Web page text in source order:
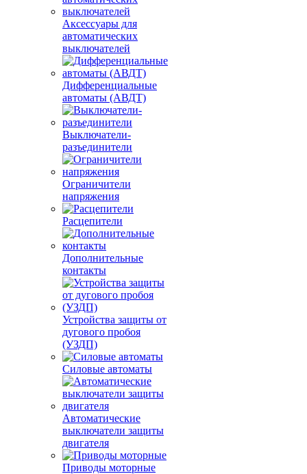
Аксессуары для
автоматических
выключателей
Дифференциальные
автоматы (АВДТ)
Выключатели-
разъединители
Ограничители
напряжения
Расцепители
Дополнительные
контакты
Устройства защиты от
дугового пробоя
(УЗДП)
Силовые автоматы
Автоматические
выключатели защиты
двигателя
Приводы моторные